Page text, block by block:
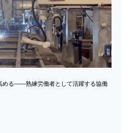
める——熟練労働者として活躍する協働